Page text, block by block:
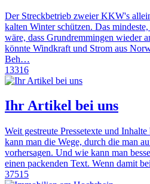
Der Streckbetrieb zweier KKW's
kalten Winter schützen. Das
wäre, dass Grundremmingen wieder
könnte Windkraft und Strom aus
Beh…
13316
Ihr Artikel bei uns
Weit gestreute Pressetexte und
kann man die Wege, durch die man
vorhersagen. Und wie kann man
einen packenden Text. Wenn damit
37515